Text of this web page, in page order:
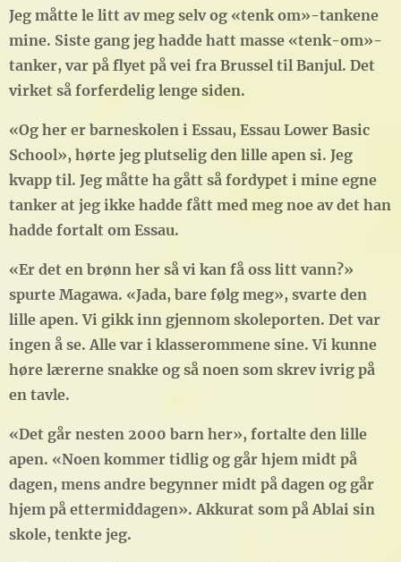
Jeg måtte le litt av meg selv og «tenk om»-tankene
mine. Siste gang jeg hadde hatt masse «tenk-om»-
tanker, var på flyet på vei fra Brussel til Banjul. Det
virket så forferdelig lenge siden.
«Og her er barneskolen i Essau, Essau Lower Basic
School», hørte jeg plutselig den lille apen si. Jeg
kvapp til. Jeg måtte ha gått så fordypet i mine egne
tanker at jeg ikke hadde fått med meg noe av det han
hadde fortalt om Essau.
«Er det en brønn her så vi kan få oss litt vann?»
spurte Magawa. «Jada, bare følg meg», svarte den
lille apen. Vi gikk inn gjennom skoleporten. Det var
ingen å se. Alle var i klasserommene sine. Vi kunne
høre lærerne snakke og så noen som skrev ivrig på
en tavle.
«Det går nesten 2000 barn her», fortalte den lille
apen. «Noen kommer tidlig og går hjem midt på
dagen, mens andre begynner midt på dagen og går
hjem på ettermiddagen». Akkurat som på Ablai sin
skole, tenkte jeg.